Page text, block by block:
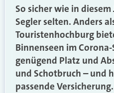
So sicher wie in
Segler selten. Anders
Touristenhochburg
Binnenseen im
genügend Platz und
und Schotbruch – und
passende Versicherung.